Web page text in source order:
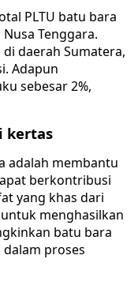
PLTU batu bara
Tenggara.
daerah Sumatera,
Adapun
sebesar 2%,
kertas
adalah membantu
berkontribusi
yang khas dari
menghasilkan
batu bara
proses